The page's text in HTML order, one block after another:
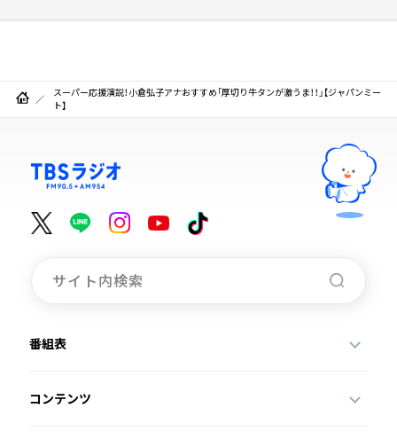
スーパー応援演説！小倉弘子アナおすすめ「厚切り牛タンが激うま！！」【ジャパンミー
ト】
番組表
コンテンツ